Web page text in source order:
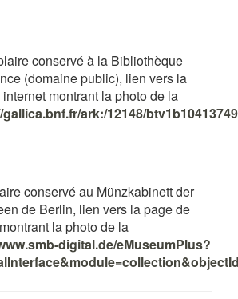
conservé à la Bibliothèque
(domaine public), lien vers la
montrant la photo de la
ark:/12148/
conservé au Münzkabinett der
de Berlin, lien vers la page de
la photo de la
digital.de/eMuseumPlus?